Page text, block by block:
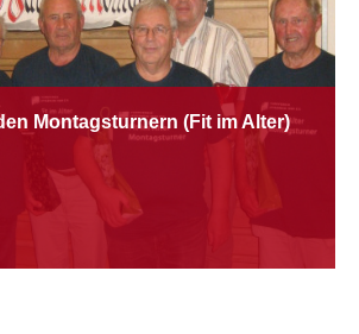
Montagsturnern (Fit im Alter)